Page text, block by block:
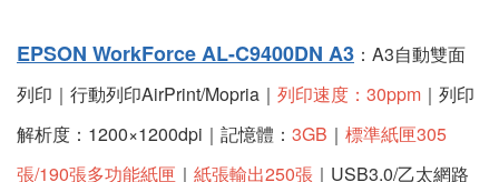
EPSON WorkForce AL-C9400DN A3 ：A3自動雙面
列印｜行動列印AirPrint/Mopria ｜ 列印速度：30ppm ｜列印
解析度：1200×1200dpi｜記憶體： 3GB ｜ 標準紙匣305
張/190張多功能紙匣 ｜ 紙張輸出250張 ｜USB3.0/乙太網路